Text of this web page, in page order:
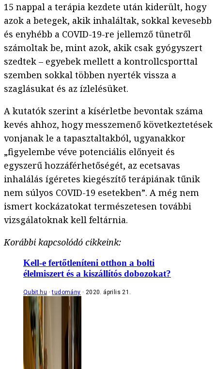
15 nappal a terápia kezdete után kiderült, hogy
azok a betegek, akik inhaláltak, sokkal kevesebb
és enyhébb a COVID-19-re jellemző tünetről
számoltak be, mint azok, akik csak gyógyszert
szedtek – egyebek mellett a kontrollcsporttal
szemben sokkal többen nyerték vissza a
szaglásukat és az ízlelésüket.
A kutatók szerint a kísérletbe bevontak száma
kevés ahhoz, hogy messzemenő következtetések
vonjanak le a tapasztaltakból, ugyanakkor
„figyelembe véve potenciális előnyeit és
egyszerű hozzáférhetőségét, az ecetsavas
inhalálás ígéretes kiegészítő terápiának tűnik
nem súlyos COVID-19 esetekben”. A még nem
ismert kockázatokat természetesen további
vizsgálatoknak kell feltárnia.
Korábbi kapcsolódó cikkeink:
Kell-e fertőtleníteni otthon a bolti
élelmiszert és a kiszállítós dobozokat?
Qubit.hu tudomány 2020. április 21.